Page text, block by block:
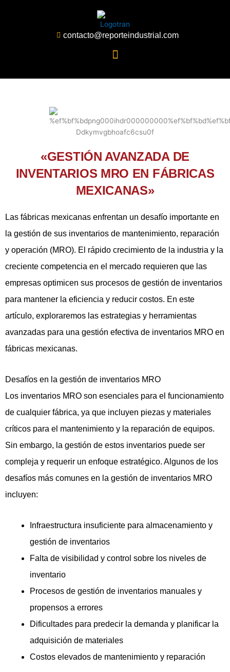
contacto@reporteindustrial.com
«GESTIÓN AVANZADA DE
INVENTARIOS MRO EN FÁBRICAS
MEXICANAS»
Las fábricas mexicanas enfrentan un desafío importante en
la gestión de sus inventarios de mantenimiento, reparación
y operación (MRO). El rápido crecimiento de la industria y la
creciente competencia en el mercado requieren que las
empresas optimicen sus procesos de gestión de inventarios
para mantener la eficiencia y reducir costos. En este
artículo, exploraremos las estrategias y herramientas
avanzadas para una gestión efectiva de inventarios MRO en
fábricas mexicanas.
Desafíos en la gestión de inventarios MRO
Los inventarios MRO son esenciales para el funcionamiento
de cualquier fábrica, ya que incluyen piezas y materiales
críticos para el mantenimiento y la reparación de equipos.
Sin embargo, la gestión de estos inventarios puede ser
compleja y requerir un enfoque estratégico. Algunos de los
desafíos más comunes en la gestión de inventarios MRO
incluyen:
Infraestructura insuficiente para almacenamiento y
gestión de inventarios
Falta de visibilidad y control sobre los niveles de
inventario
Procesos de gestión de inventarios manuales y
propensos a errores
Dificultades para predecir la demanda y planificar la
adquisición de materiales
Costos elevados de mantenimiento y reparación